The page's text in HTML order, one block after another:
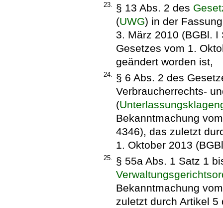
23. § 13 Abs. 2 des
(UWG) in der
3. März 2010 (BGBl.
Gesetzes vom 1.
geändert worden ist,
24.
§ 6 Abs. 2 des
Verbraucherrechts-
(
Bekanntmachung
4346), das zuletzt
1. Oktober 2013
25.
§ 55a Abs. 1 Satz 1
Bekanntmachung
zuletzt durch Artikel